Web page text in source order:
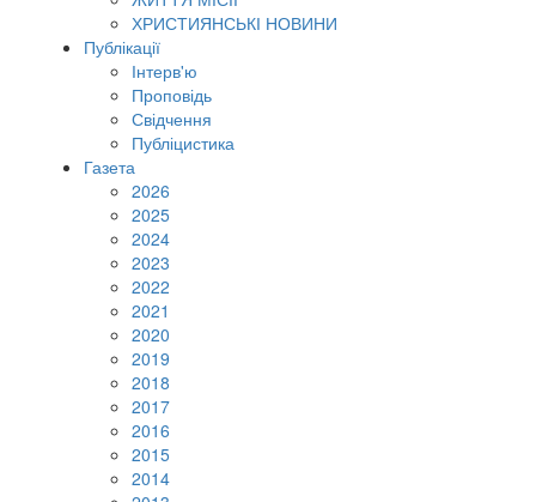
ХРИСТИЯНСЬКІ НОВИНИ
Публікації
Інтерв'ю
Проповідь
Свідчення
Публіцистика
Газета
2026
2025
2024
2023
2022
2021
2020
2019
2018
2017
2016
2015
2014